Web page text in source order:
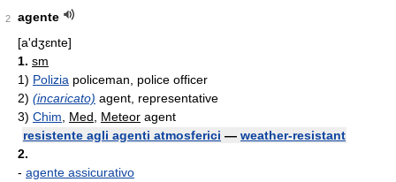
2
agente
[a'dʒɛnte]
1. sm
1) Polizia policeman, police officer
2) (incaricato) agent, representative
3) Chim Med Meteor agent
resistente agli agenti atmosferici — weather-resistant
2.
- agente assicurativo